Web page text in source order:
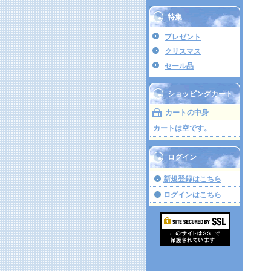
特集
プレゼント
クリスマス
セール品
ショッピングカート
カートの中身
カートは空です。
ログイン
新規登録はこちら
ログインはこちら